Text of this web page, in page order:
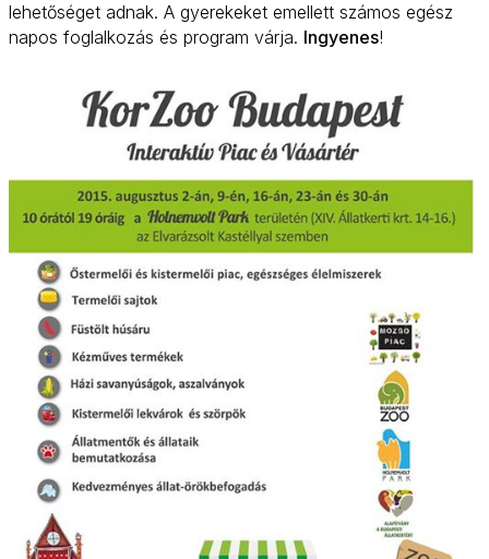
lehetőséget adnak. A gyerekeket emellett számos egész
napos foglalkozás és program várja. Ingyenes!